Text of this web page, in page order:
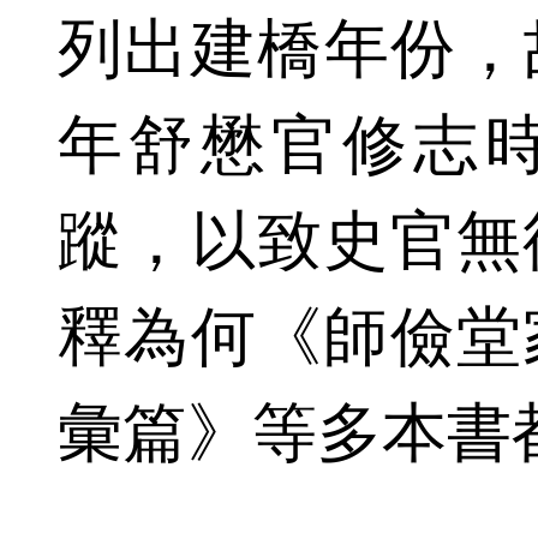
列出建橋年份
年舒懋官修志
蹤，以致史官
釋為何《師儉
彙篇》等多本書